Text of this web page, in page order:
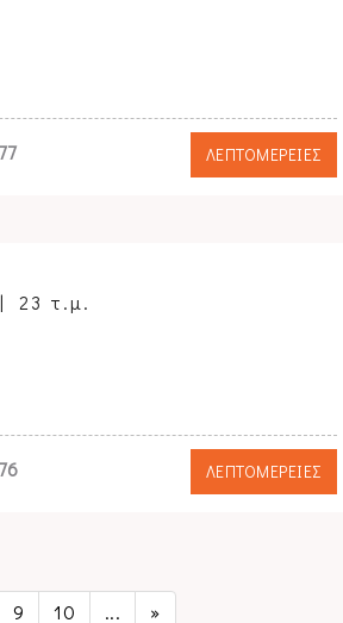
ΛΕΠΤΟΜΕΡΕΙΕΣ
23 τ.μ.
ΛΕΠΤΟΜΕΡΕΙΕΣ
9 10 ... »